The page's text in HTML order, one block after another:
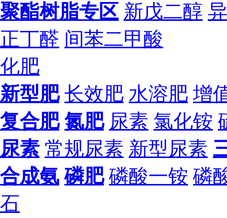
聚酯树脂专区 新戊二醇
正丁醛 间苯二甲酸
化肥
新型肥 长效肥 水溶肥 增
复合肥 氮肥 尿素 氯化铵
尿素 常规尿素 新型尿素
合成氨 磷肥 磷酸一铵 磷
石